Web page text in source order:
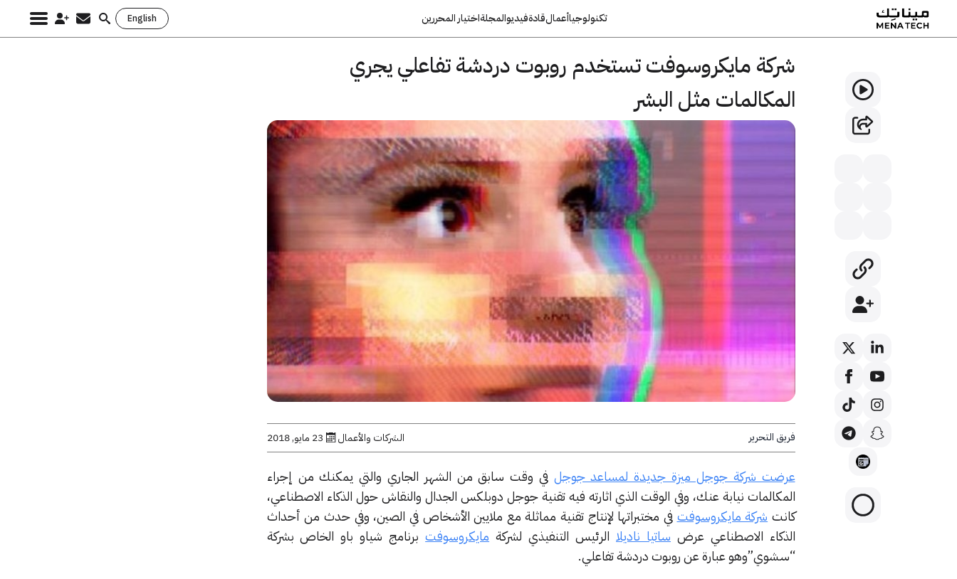
تكنولوجياأعمالقادةفيديوالمجلةاختيار المحررين English
Search
شركة مايكروسوفت تستخدم روبوت دردشة تفاعلي يجري
المكالمات مثل البشر
فريق التحرير الشركات والأعمال 23 مايو, 2018
عرضت شركة جوجل ميزة جديدة لمساعد جوجل في وقت سابق من الشهر الجاري والتي يمكنك من إجراء
المكالمات نيابة عنك، وفي الوقت الذي اثارته فيه تقنية جوجل دوبلكس الجدال والنقاش حول الذكاء الاصطناعي،
كانت شركة مايكروسوفت في مختبراتها لإنتاج تقنية مماثلة مع ملايين الأشخاص في الصين، وفي حدث من أحداث
الذكاء الاصطناعي عرض ساتيا ناديلاالرئيس التنفيذي لشركة مايكروسوفتبرنامج شياو باو الخاص بشركة
“سشوي”وهو عبارة عن روبوت دردشة تفاعلي.